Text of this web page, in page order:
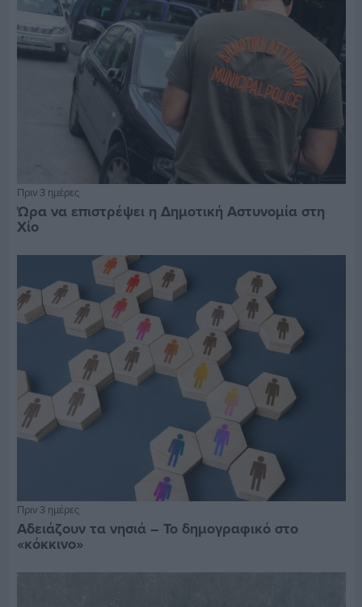
Πριν 3 ημέρες
Ώρα να επιστρέψει η Δημοτική Αστυνομία στη
Χίο
Πριν 3 ημέρες
Αδειάζουν τα νησιά – Το δημογραφικό στο
«κόκκινο»